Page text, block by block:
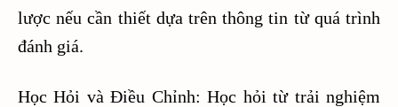
lược nếu cần thiết dựa trên thông tin từ quá trình
đánh giá.
Học Hỏi và Điều Chỉnh: Học hỏi từ trải nghiệm